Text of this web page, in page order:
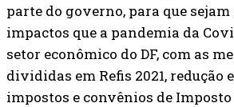
parte do governo, para que
impactos que a pandemia da
setor econômico do DF, com as
divididas em Refis 2021, redução
impostos e convênios de